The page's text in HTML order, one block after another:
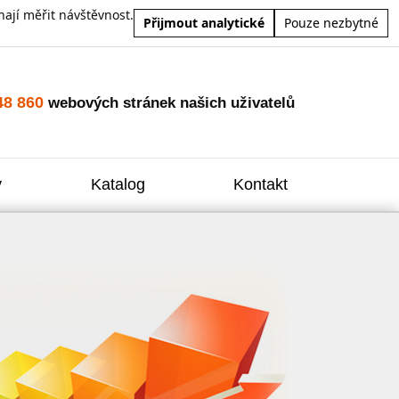
měřit návštěvnost.
Přijmout analytické Pouze nezbytné
860 webových stránek našich uživatelů
Katalog Kontakt